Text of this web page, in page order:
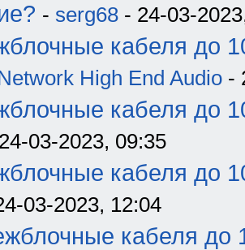
- serg68 - 24-03-
кабеля до
High End Audio -
кабеля до
03-2023, 09:35
кабеля до
03-2023, 12:04
кабеля до